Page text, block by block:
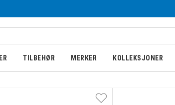
TILBEHØR MERKER KOLLEKSJONER